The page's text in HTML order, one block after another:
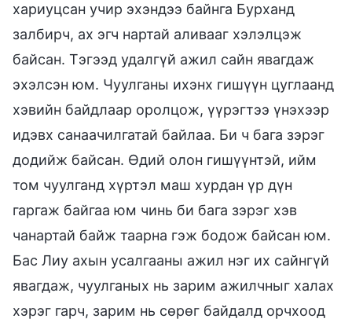
хариуцсан учир эхэндээ байнга Бурханд
залбирч, ах эгч нартай аливааг хэлэлцэж
байсан. Тэгээд удалгүй ажил сайн явагдаж
эхэлсэн юм. Чуулганы ихэнх гишүүн цуглаанд
хэвийн байдлаар оролцож, үүрэгтээ үнэхээр
идэвх санаачилгатай байлаа. Би ч бага зэрэг
додийж байсан. Өдий олон гишүүнтэй, ийм
том чуулганд хүртэл маш хурдан үр дүн
гаргаж байгаа юм чинь би бага зэрэг хэв
чанартай байж таарна гэж бодож байсан юм.
Бас Лиу ахын усалгааны ажил нэг их сайнгүй
явагдаж, чуулганых нь зарим ажилчныг халах
хэрэг гарч, зарим нь сөрөг байдалд орчхоод